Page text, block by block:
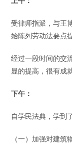
受律师指派，与王
始陈列劳动法要点
经过一段时间的交
显的提高，很有成
下午：
自学民法典，学到
（一）加强对建